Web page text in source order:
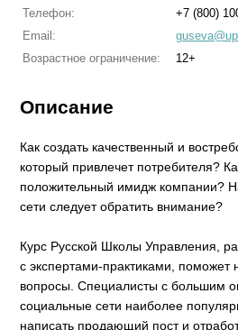
Телефон:
+7 (800)
Email:
Возрастное ограничение:
12+
Описание
Как создать качественный и
который привлечет потребителя?
положительный имидж компании?
сети следует обратить внимание?
Курс Русской Школы Управления,
с экспертами-практиками, поможет
вопросы. Специалисты с большим
социальные сети наиболее
написать продающий пост и